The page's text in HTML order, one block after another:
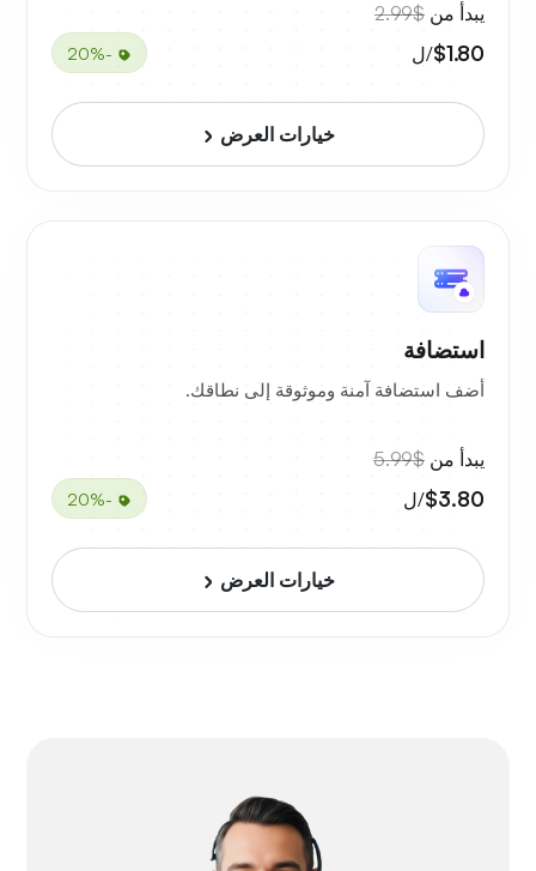
يبدأ من $2.99
$1.80/ل -20%
خيارات العرض
استضافة
أضف استضافة آمنة وموثوقة إلى نطاقك.
يبدأ من $5.99
$3.80/ل -20%
خيارات العرض